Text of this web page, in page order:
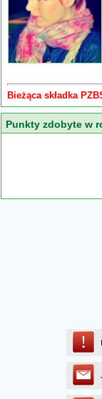
Bieżąca składka
Punkty zdobyte w